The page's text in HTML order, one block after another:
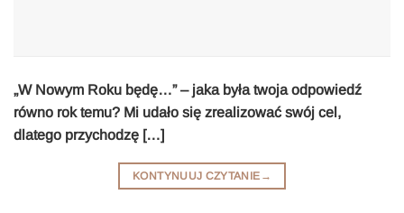
„W Nowym Roku będę…” – jaka była twoja odpowiedź
równo rok temu? Mi udało się zrealizować swój cel,
dlatego przychodzę […]
KONTYNUUJ CZYTANIE →